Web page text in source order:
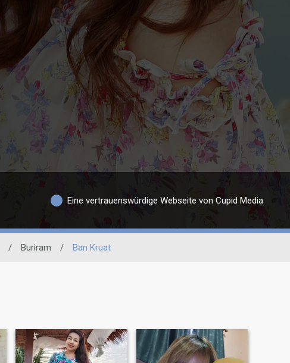
Eine vertrauenswürdige Webseite von Cupid Media
/ Buriram / Ban Kruat